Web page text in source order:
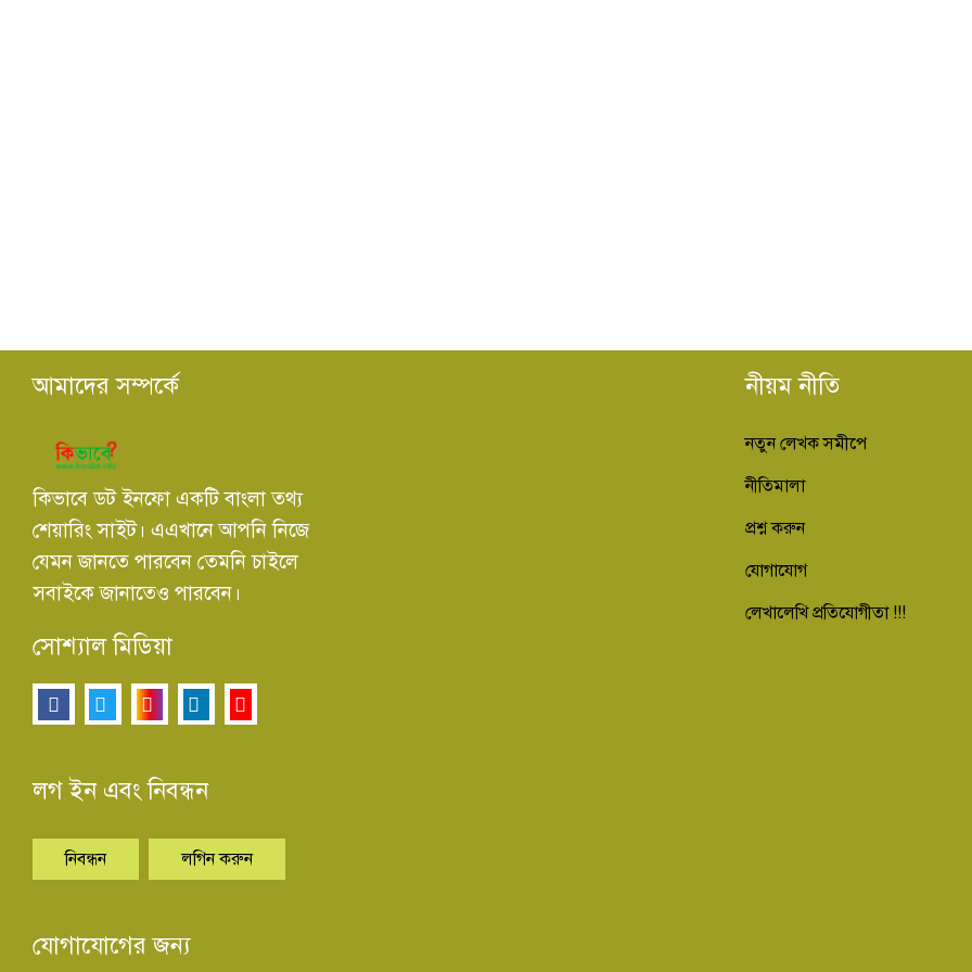
আমাদের সম্পর্কে
কিভাবে ডট ইনফো একটি বাংলা তথ্য
শেয়ারিং সাইট। এএখানে আপনি নিজে
যেমন জানতে পারবেন তেমনি চাইলে
সবাইকে জানাতেও পারবেন।
সোশ্যাল মিডিয়া
লগ ইন এবং নিবন্ধন
নিবন্ধন লগিন করুন
যোগাযোগের জন্য
নীয়ম নীতি
নতুন লেখক সমীপে
নীতিমালা
প্রশ্ন করুন
যোগাযোগ
লেখালেখি প্রতিযোগীতা !!!